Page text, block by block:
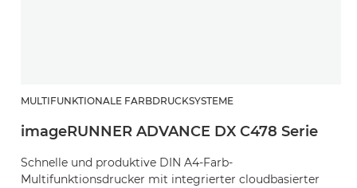
MULTIFUNKTIONALE FARBDRUCKSYSTEME
imageRUNNER ADVANCE DX C478 Serie
Schnelle und produktive DIN A4-Farb-
Multifunktionsdrucker mit integrierter cloudbasierter